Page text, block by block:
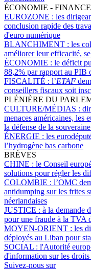
ÉCONOMIE -
EUROZONE : les
conclusion rapide des
d'euro numérique
BLANCHIMENT : les
améliorer leur efficacité,
ÉCONOMIE : le déficit
88,2% par rapport au PIB
FISCALITÉ : l’ETAF
conseillers fiscaux soit
PLÉNIÈRE DU
CULTURE/MÉDIAS :
menaces américaines, les
la défense de la
ÉNERGIE : les
l’hydrogène bas carbone
BRÈVES
CHINE : le Conseil
solutions pour régler les
COLOMBIE : l’OMC
antidumping sur les frites
néerlandaises
JUSTICE : à la demande
pour une fraude à la TVA
MOYEN-ORIENT : les
déployés au Liban pour
SOCIAL : l'Autorité
d'information sur les
Suivez-nous sur